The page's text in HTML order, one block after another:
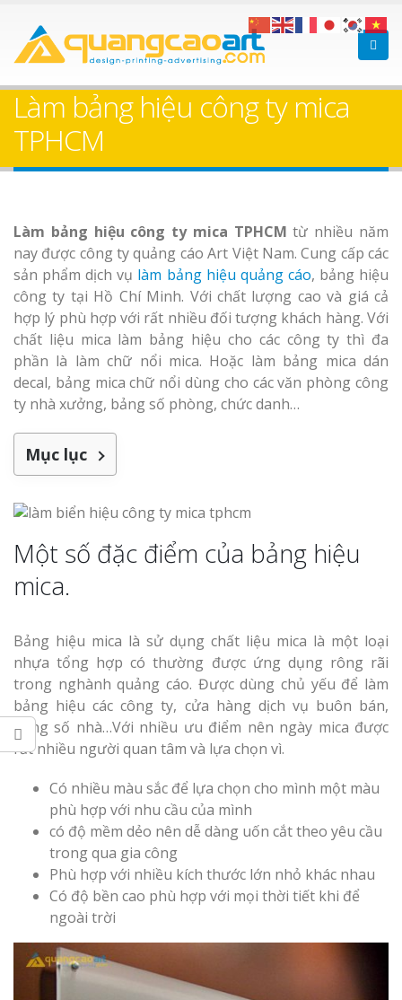
Làm bảng hiệu công ty mica
TPHCM
Làm bảng hiệu công ty mica TPHCM từ nhiều năm
nay được công ty quảng cáo Art Việt Nam. Cung cấp các
sản phẩm dịch vụ làm bảng hiệu quảng cáo, bảng hiệu
công ty tại Hồ Chí Minh. Với chất lượng cao và giá cả
hợp lý phù hợp với rất nhiều đối tượng khách hàng. Với
chất liệu mica làm bảng hiệu cho các công ty thì đa
phần là làm chữ nổi mica. Hoặc làm bảng mica dán
decal, bảng mica chữ nổi dùng cho các văn phòng công
ty nhà xưởng, bảng số phòng, chức danh…
Mục lục
Một số đặc điểm của bảng hiệu
mica.
Bảng hiệu mica là sử dụng chất liệu mica là một loại
nhựa tổng hợp có thường được ứng dụng rông rãi
trong nghành quảng cáo. Được dùng chủ yếu để làm
bảng hiệu các công ty, cửa hàng dịch vụ buôn bán,
bảng số nhà…Với nhiều ưu điểm nên ngày mica được
rất nhiều người quan tâm và lựa chọn vì.
Có nhiều màu sắc để lựa chọn cho mình một màu
phù hợp với nhu cầu của mình
có độ mềm dẻo nên dễ dàng uốn cắt theo yêu cầu
trong qua gia công
Phù hợp với nhiều kích thước lớn nhỏ khác nhau
Có độ bền cao phù hợp với mọi thời tiết khi để
ngoài trời
Bảng gỗ treo cửa
Làm bảng hiệu gỗ tại
Biên Hòa
Làm bảng hiệu gỗ tại
Làm bảng hiệu gỗ
Làm bảng
Dương
Thi công
cáo Thuận
Dương
Làm biển
tóc Thuận An
Hiệu
Làm Biển
Quả
Cáo Tại Vinh Giá Rẻ